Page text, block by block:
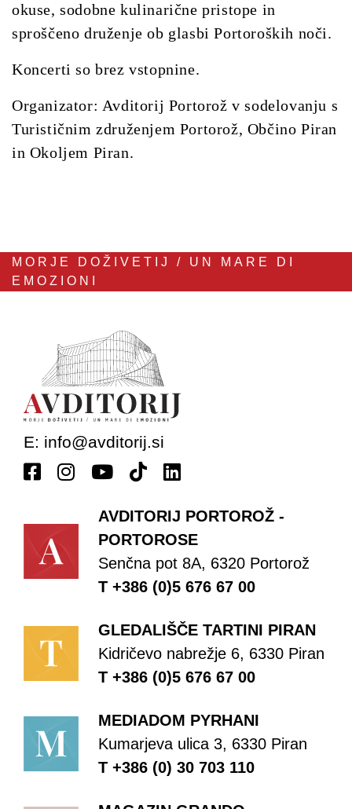
okuse, sodobne kulinarične pristope in
sproščeno druženje ob glasbi Portoroških noči.
Koncerti so brez vstopnine.
Organizator: Avditorij Portorož v sodelovanju s
Turističnim združenjem Portorož, Občino Piran
in Okoljem Piran.
MORJE DOŽIVETIJ / UN MARE DI
EMOZIONI
E: info@avditorij.si
AVDITORIJ PORTOROŽ -
PORTOROSE
Senčna pot 8A, 6320 Portorož
T +386 (0)5 676 67 00
GLEDALIŠČE TARTINI PIRAN
Kidričevo nabrežje 6, 6330 Piran
T +386 (0)5 676 67 00
MEDIADOM PYRHANI
Kumarjeva ulica 3, 6330 Piran
T +386 (0) 30 703 110